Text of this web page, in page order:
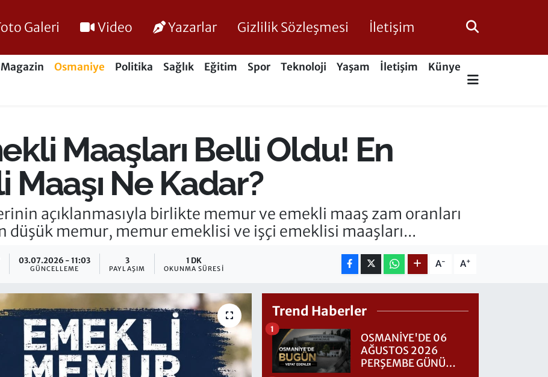
Galeri Video Yazarlar Gizlilik Sözleşmesi İletişim
Magazin Osmaniye Politika Sağlık Eğitim Spor Teknoloji Yaşam İletişim
Künye
Maaşları Belli Oldu! En
Ne Kadar?
açıklanmasıyla birlikte memur ve emekli maaş zam oranları
düşük memur, memur emeklisi ve işçi emeklisi maaşları...
03.07.2026 - 11:03
GÜNCELLEME
3
PAYLAŞIM
1 DK
OKUNMA SÜRESI A- A+
Trend Haberler
OSMANİYE'DE 06
AĞUSTOS 2026
PERŞEMBE GÜNÜ
1